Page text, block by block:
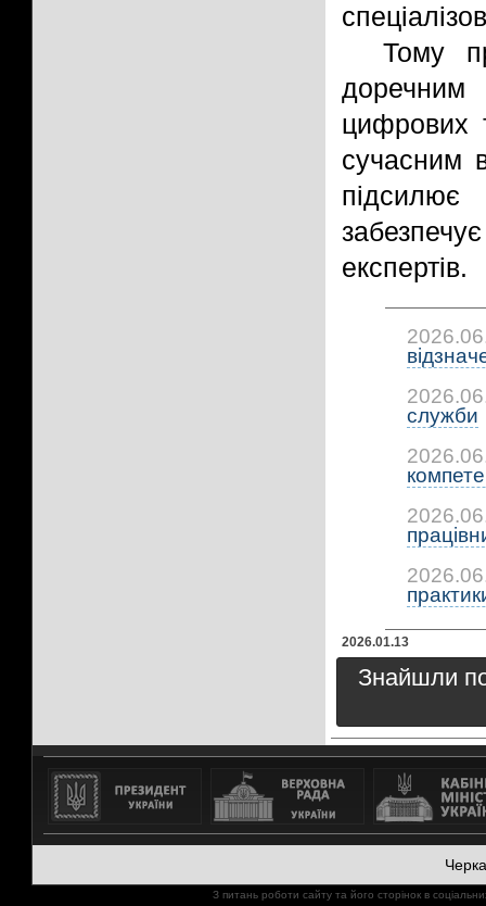
Тому
доречним
цифрових
сучасним
підсилює
експертів.
служби
2026.01.13
Знайшли
З питань роботи сайту та його сторінок в